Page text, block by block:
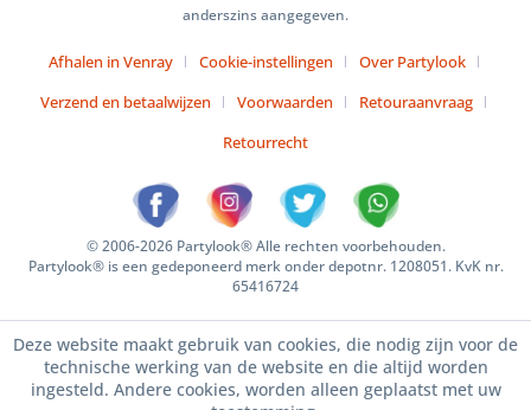
anderszins aangegeven.
Afhalen in Venray Cookie-instellingen
Over Partylook
Verzend en betaalwijzen
Voorwaarden
Retouraanvraag
Retourrecht
© 2006-2026 Partylook® Alle rechten voorbehouden.
Partylook® is een gedeponeerd merk onder depotnr. 1208051. KvK nr.
65416724
Deze website maakt gebruik van cookies, die nodig zijn voor de
technische werking van de website en die altijd worden
ingesteld. Andere cookies, worden alleen geplaatst met uw